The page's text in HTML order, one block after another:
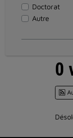
Magazines
Tutoriel
Doctorat
Autre
0